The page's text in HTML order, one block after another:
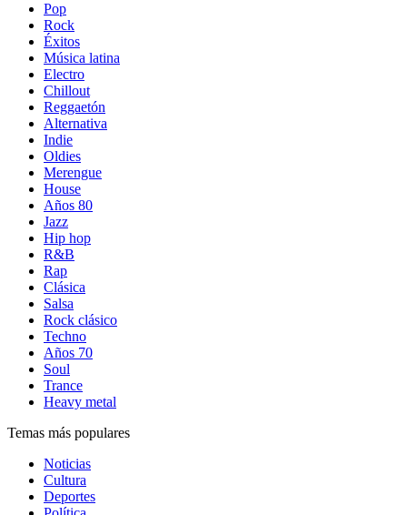
Pop
Rock
Éxitos
Música latina
Electro
Chillout
Reggaetón
Alternativa
Indie
Oldies
Merengue
House
Años 80
Jazz
Hip hop
R&B
Rap
Clásica
Salsa
Rock clásico
Techno
Años 70
Soul
Trance
Heavy metal
Temas más populares
Noticias
Cultura
Deportes